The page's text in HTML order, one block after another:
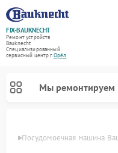
FIX-BAUKNECHT
Ремонт устройств
Bauknecht
Специализированный
cервисный центр г.Орёл
Мы ремонтируем
Посудомоечная машина